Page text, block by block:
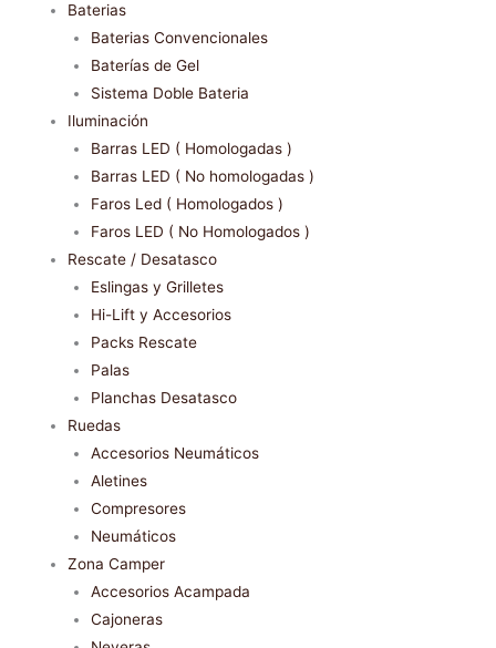
Baterias
Baterias Convencionales
Baterías de Gel
Sistema Doble Bateria
Iluminación
Barras LED ( Homologadas )
Barras LED ( No homologadas )
Faros Led ( Homologados )
Faros LED ( No Homologados )
Rescate / Desatasco
Eslingas y Grilletes
Hi-Lift y Accesorios
Packs Rescate
Palas
Planchas Desatasco
Ruedas
Accesorios Neumáticos
Aletines
Compresores
Neumáticos
Zona Camper
Accesorios Acampada
Cajoneras